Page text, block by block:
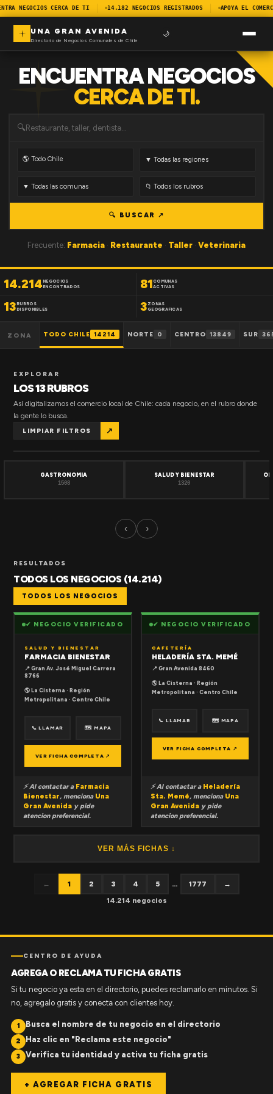
NEGOCIOS CERCA DE TI 14.182 NEGOCIOS REGISTRADOS APOYA EL
UNA GRAN AVENIDA
Directorio de Negocios Comunales de Chile
🌙
ENCUENTRA NEGOCIOS
CERCA DE TI.
🔍
🔍 BUSCAR ↗
Frecuente: Farmacia · Restaurante · Taller · Veterinaria
14.214NEGOCIOS
ENCONTRADOS
81 COMUNAS
ACTIVAS
13RUBROS
DISPONIBLES
3 ZONAS
GEOGRAFICAS
ZONA TODO CHILE 14214 NORTE 0 CENTRO 13849 SUR
EXPLORAR
LOS 13 RUBROS
Así digitalizamos el comercio local de Chile: cada negocio, en el rubro donde
la gente lo busca.
LIMPIAR FILTROS ↗
GASTRONOMIA
1508
SALUD Y BIENESTAR
1320
‹ ›
RESULTADOS
TODOS LOS NEGOCIOS (14.214)
TODOS LOS NEGOCIOS
✔ NEGOCIO VERIFICADO
SALUD Y BIENESTAR
FARMACIA BIENESTAR
📍 Gran Av. José Miguel Carrera
8766
🌎 La Cisterna · Región
Metropolitana · Centro Chile
📞 LLAMAR 🗺 MAPA
VER FICHA COMPLETA ↗
⚡ Al contactar a Farmacia
Bienestar, menciona Una
Gran Avenida y pide
atencion preferencial.
✔ NEGOCIO VERIFICADO
CAFETERÍA
HELADERÍA STA. MEMÉ
📍 Gran Avenida 8460
🌎 La Cisterna · Región
Metropolitana · Centro Chile
📞 LLAMAR 🗺 MAPA
VER FICHA COMPLETA ↗
⚡ Al contactar a Heladería
Sta. Memé, menciona Una
Gran Avenida y pide
atencion preferencial.
VER MÁS FICHAS ↓
← 1 2 3 4 5 ... 1777
→
14.214 negocios
CENTRO DE AYUDA
AGREGA O RECLAMA TU FICHA GRATIS
Si tu negocio ya esta en el directorio, puedes reclamarlo en minutos. Si
no, agregalo gratis y conecta con clientes hoy.
1 Busca el nombre de tu negocio en el directorio
2 Haz clic en "Reclama este negocio"
3 Verifica tu identidad y activa tu ficha gratis
+ AGREGAR FICHA GRATIS